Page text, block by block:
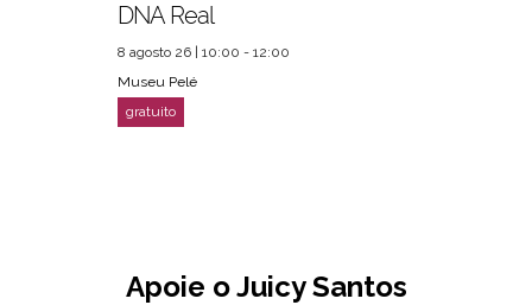
DNA Real
8 agosto 26 | 10:00 - 12:00
Museu Pelé
Apoie o Juicy Santos